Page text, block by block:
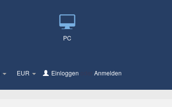
PC
EUR Einloggen Anmelden